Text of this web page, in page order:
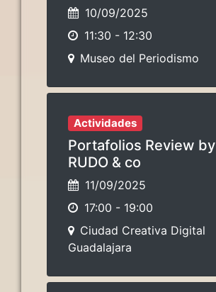
10/09/2025
11:30 - 12:30
Museo del Periodismo
Actividades
Portafolios Review by
RUDO & co
11/09/2025
17:00 - 19:00
Ciudad Creativa Digital
Guadalajara